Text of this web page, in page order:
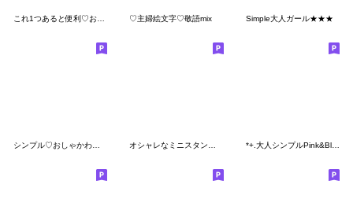
♡主婦絵文字♡敬語mix Simple大人ガール★★★
*+.大人シンプルPink&Black.+*